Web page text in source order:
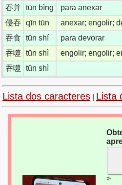
吞并 tūn bìng
para anexar
侵吞
qīn tūn
anexar; engolir;
吞食
tūn shí
para devorar
吞噬
tūn shì
engolir; engolir;
吞噬
tūn shì
Lista dos caracteres Lista
>